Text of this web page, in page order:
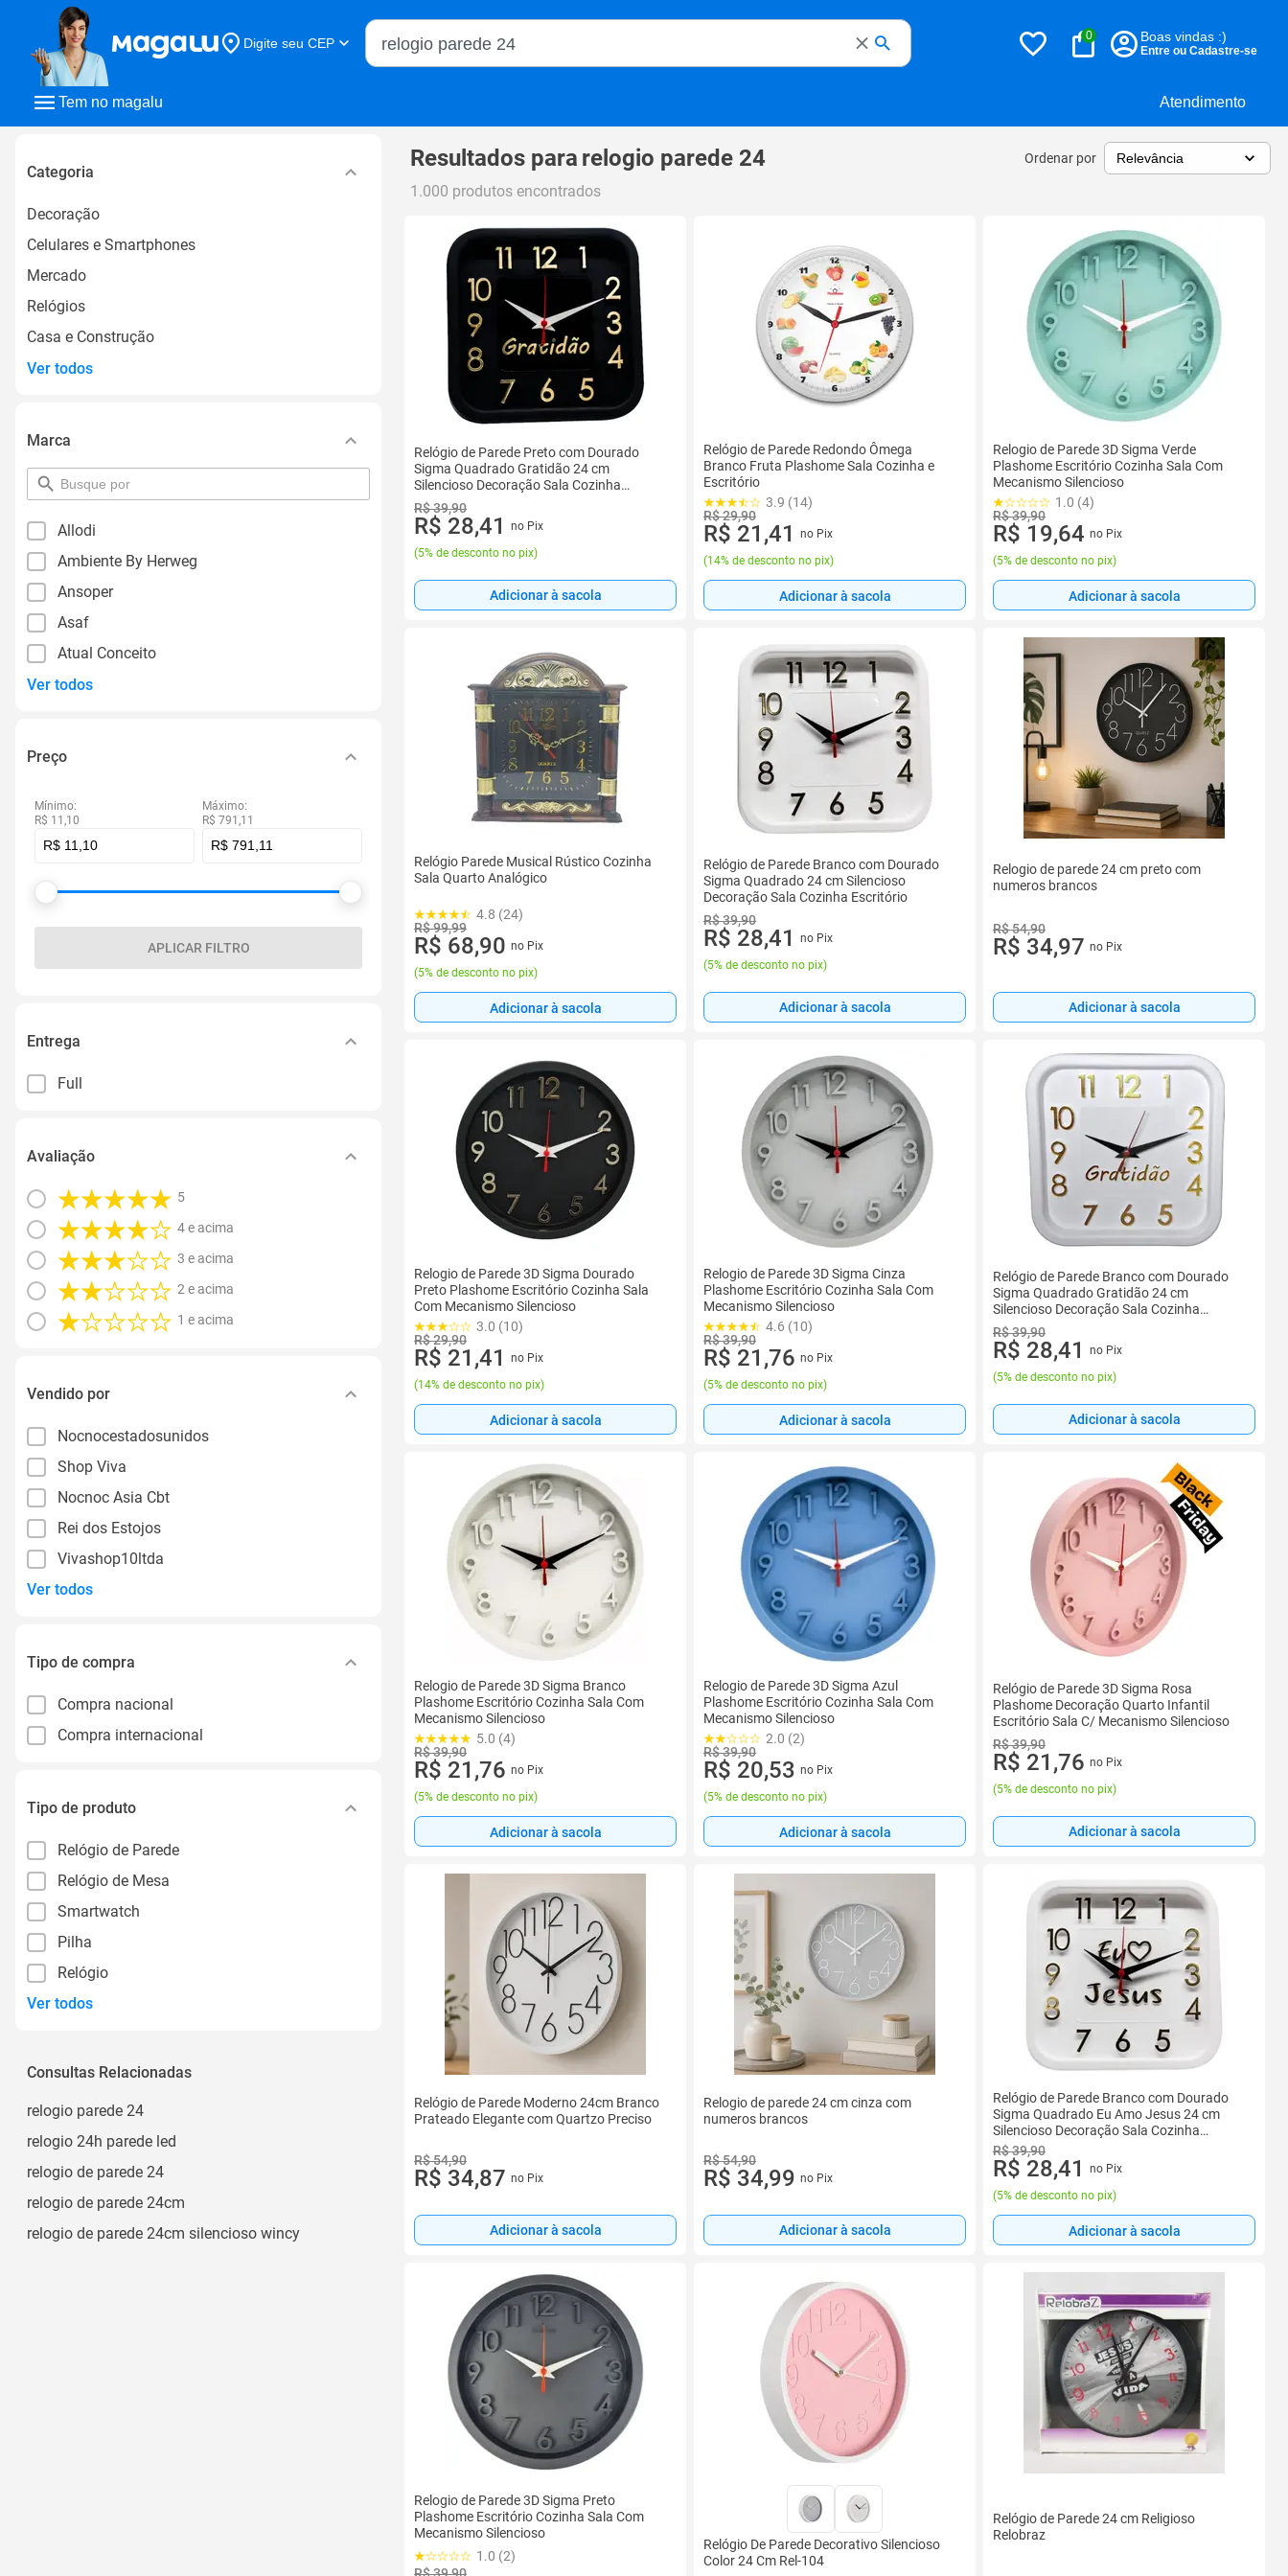
Tem no magalu Atendimento
Digite seu CEP
Buscar no Magalu
0 Boas vindas :)
Entre ou Cadastre-se
Categoria
Decoração
Celulares e Smartphones
Mercado
Relógios
Casa e Construção
Ver todos
Marca
pesquisar
por
Allodi
Ambiente By Herweg
Ansoper
Asaf
Atual Conceito
Ver todos
Preço
Mínimo:
R$ 11,10
Máximo:
R$ 791,11
APLICAR FILTRO
Entrega
Full
Avaliação
5
4 e acima
3 e acima
2 e acima
1 e acima
Vendido por
Nocnocestadosunidos
Shop Viva
Nocnoc Asia Cbt
Rei dos Estojos
Vivashop10ltda
Ver todos
Tipo de compra
Compra nacional
Compra internacional
Tipo de produto
Relógio de Parede
Relógio de Mesa
Smartwatch
Pilha
Relógio
Ver todos
Consultas Relacionadas
relogio parede 24
relogio 24h parede led
relogio de parede 24
relogio de parede 24cm
relogio de parede 24cm silencioso wincy
Resultados para relogio parede 24 Ordenar por
1.000 produtos encontrados
Relógio de Parede Preto com Dourado
Sigma Quadrado Gratidão 24 cm
Silencioso Decoração Sala Cozinha
Escritório
R$ 39,90
R$ 28,41
no Pix
(5% de desconto no pix)
Adicionar à sacola
Relógio de Parede Redondo Ômega
Branco Fruta Plashome Sala Cozinha e
Escritório
3.9 (14)
R$ 29,90
R$ 21,41
no Pix
(14% de desconto no pix)
Adicionar à sacola
Relogio de Parede 3D Sigma Verde
Plashome Escritório Cozinha Sala Com
Mecanismo Silencioso
1.0 (4)
R$ 39,90
R$ 19,64 no Pix
(5% de desconto no pix)
Adicionar à sacola
Relógio Parede Musical Rústico Cozinha
Sala Quarto Analógico
4.8 (24)
R$ 99,99
R$ 68,90 no Pix
(5% de desconto no pix)
Adicionar à sacola
Relógio de Parede Branco com Dourado
Sigma Quadrado 24 cm Silencioso
Decoração Sala Cozinha Escritório
R$ 39,90
R$ 28,41
no Pix
(5% de desconto no pix)
Adicionar à sacola
Relogio de parede 24 cm preto com
numeros brancos
R$ 54,90
R$ 34,97 no Pix
Adicionar à sacola
Relogio de Parede 3D Sigma Dourado
Preto Plashome Escritório Cozinha Sala
Com Mecanismo Silencioso
3.0 (10)
R$ 29,90
R$ 21,41
no Pix
(14% de desconto no pix)
Adicionar à sacola
Relogio de Parede 3D Sigma Cinza
Plashome Escritório Cozinha Sala Com
Mecanismo Silencioso
4.6 (10)
R$ 39,90
R$ 21,76 no Pix
(5% de desconto no pix)
Adicionar à sacola
Relógio de Parede Branco com Dourado
Sigma Quadrado Gratidão 24 cm
Silencioso Decoração Sala Cozinha
Escritório
R$ 39,90
R$ 28,41
no Pix
(5% de desconto no pix)
Adicionar à sacola
Relogio de Parede 3D Sigma Branco
Plashome Escritório Cozinha Sala Com
Mecanismo Silencioso
5.0 (4)
R$ 39,90
R$ 21,76 no Pix
(5% de desconto no pix)
Adicionar à sacola
Relogio de Parede 3D Sigma Azul
Plashome Escritório Cozinha Sala Com
Mecanismo Silencioso
2.0 (2)
R$ 39,90
R$ 20,53 no Pix
(5% de desconto no pix)
Adicionar à sacola
Relógio de Parede 3D Sigma Rosa
Plashome Decoração Quarto Infantil
Escritório Sala C/ Mecanismo Silencioso
R$ 39,90
R$ 21,76 no Pix
(5% de desconto no pix)
Adicionar à sacola
Relógio de Parede Moderno 24cm Branco
Prateado Elegante com Quartzo Preciso
R$ 54,90
R$ 34,87 no Pix
Adicionar à sacola
Relogio de parede 24 cm cinza com
numeros brancos
R$ 54,90
R$ 34,99 no Pix
Adicionar à sacola
Relógio de Parede Branco com Dourado
Sigma Quadrado Eu Amo Jesus 24 cm
Silencioso Decoração Sala Cozinha
Escritório
R$ 39,90
R$ 28,41
no Pix
(5% de desconto no pix)
Adicionar à sacola
Relogio de Parede 3D Sigma Preto
Plashome Escritório Cozinha Sala Com
Mecanismo Silencioso
1.0 (2)
Relógio De Parede Decorativo Silencioso
Color 24 Cm Rel-104
Relógio de Parede 24 cm Religioso
Relobraz